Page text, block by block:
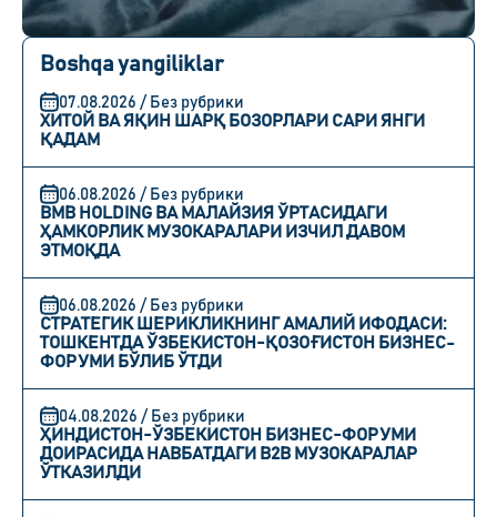
Boshqa yangiliklar
07.08.2026 / Без рубрики
ХИТОЙ ВА ЯҚИН ШАРҚ БОЗОРЛАРИ САРИ ЯНГИ
ҚАДАМ
06.08.2026 / Без рубрики
BMB HOLDING ВА МАЛАЙЗИЯ ЎРТАСИДАГИ
ҲАМКОРЛИК МУЗОКАРАЛАРИ ИЗЧИЛ ДАВОМ
ЭТМОҚДА
06.08.2026 / Без рубрики
СТРАТЕГИК ШЕРИКЛИКНИНГ АМАЛИЙ ИФОДАСИ:
ТОШКЕНТДА ЎЗБЕКИСТОН-ҚОЗОҒИСТОН БИЗНЕС-
ФОРУМИ БЎЛИБ ЎТДИ
04.08.2026 / Без рубрики
ҲИНДИСТОН-ЎЗБЕКИСТОН БИЗНЕС-ФОРУМИ
ДОИРАСИДА НАВБАТДАГИ B2B МУЗОКАРАЛАР
ЎТКАЗИЛДИ